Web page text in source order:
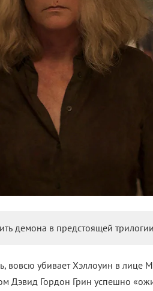
демона в предстоящей
вовсю убивает Хэллоуин в лице
Дэвид Гордон Грин успешно